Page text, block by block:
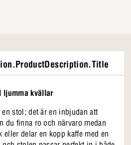
ljumma kvällar
stol; det är en inbjudan att
du finna ro och närvaro medan
eller delar en kopp kaffe med en